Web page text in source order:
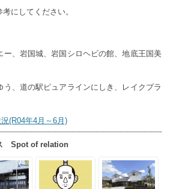
にしてください。
ー、岩国城、岩国シロヘビの館、地底王国美
う、道の駅ピュアラインにしき、レイクプラ
(R04年4月～6月)
Spot of relation